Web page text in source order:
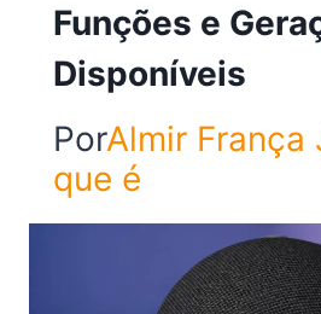
Funções e
Disponíveis
PorAlmir França
que é